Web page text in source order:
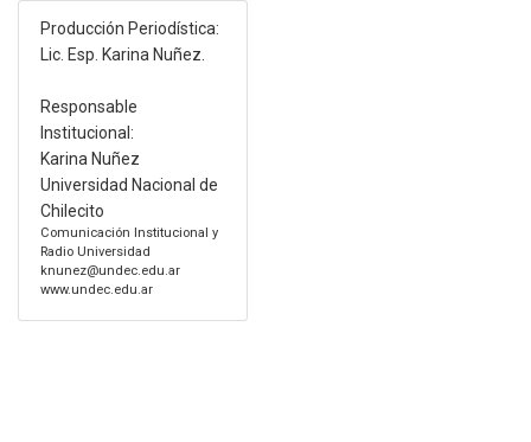
Producción Periodística:
Lic. Esp. Karina Nuñez.
Responsable
Institucional:
Karina Nuñez
Universidad Nacional de
Chilecito
Comunicación Institucional y
Radio Universidad
knunez@undec.edu.ar
www.undec.edu.ar